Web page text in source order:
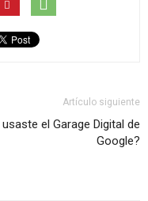
Artículo siguiente
usaste el Garage Digital de
Google?